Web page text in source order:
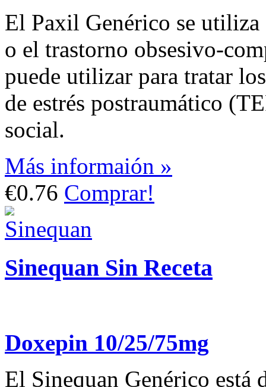
El Paxil Genérico se
o el trastorno obsesivo-
puede utilizar para tratar
de estrés postraumático
social.
Más informaión »
€0.76 Comprar!
Sinequan Sin Receta
Doxepin 10/25/75mg
El Sinequan Genérico está